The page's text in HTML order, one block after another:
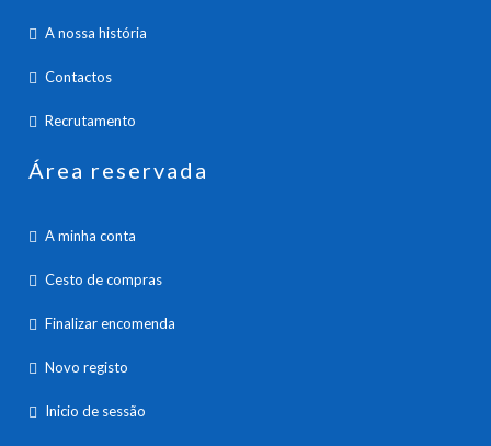
A nossa história
Contactos
Recrutamento
Área reservada
A minha conta
Cesto de compras
Finalizar encomenda
Novo registo
Inicio de sessão